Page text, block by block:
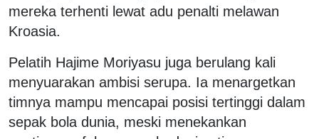
mereka terhenti lewat adu penalti melawan
Kroasia.
Pelatih Hajime Moriyasu juga berulang kali
menyuarakan ambisi serupa. Ia menargetkan
timnya mampu mencapai posisi tertinggi dalam
sepak bola dunia, meski menekankan